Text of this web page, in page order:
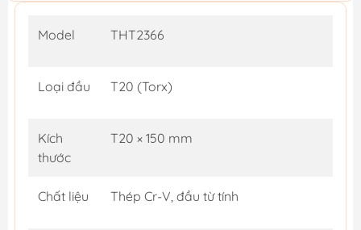
Model THT2366
Loại đầu T20 (Torx)
Kích
thước
T20 × 150 mm
Chất liệu Thép Cr-V, đầu từ tính